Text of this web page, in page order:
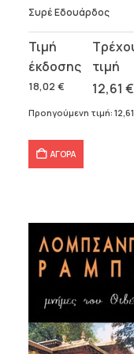
Συρέ Εδουάρδος
18,02 €
Original
price
was:
18,02 €.
12,61 €
Η
τρέχουσα
τιμή
Προηγούμενη τιμή: 12,61
ΑΓΟΡΑ